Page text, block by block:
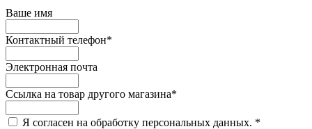
Ваше имя
Контактный телефон*
Электронная почта
Ссылка на товар другого магазина*
Я согласен на обработку персональных данных. *